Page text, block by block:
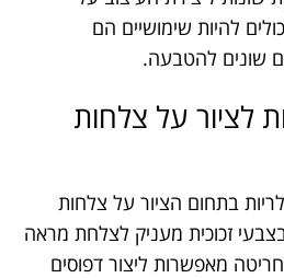
להיות שימושיים הם
שונים להטבעה.
לציור על צלחות
בתחום הציור על צלחות
זכוכית מעניק לצלחת מראה
מאפשרות ליצור דפוסים